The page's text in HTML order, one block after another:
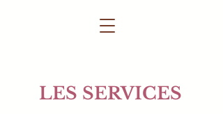
LES SERVICES